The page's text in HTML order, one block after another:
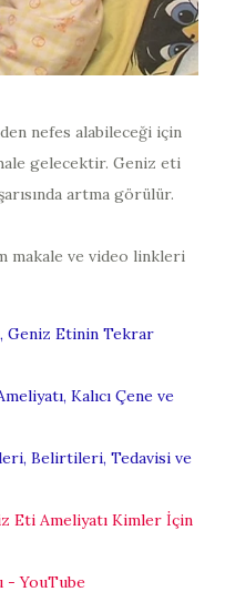
nefes alabileceği için
gelecektir. Geniz eti
artma görülür.
makale ve video linkleri
Geniz Etinin Tekrar
Kalıcı Çene ve
Belirtileri, Tedavisi ve
Eti Ameliyatı Kimler İçin
- YouTube